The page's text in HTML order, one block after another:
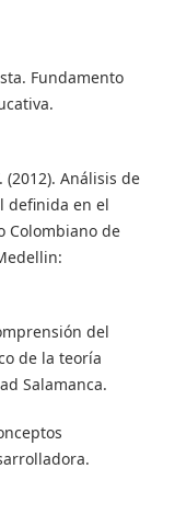
Fundamento
(2012). Análisis de
definida en el
Colombiano de
del
de la teoría
Salamanca.